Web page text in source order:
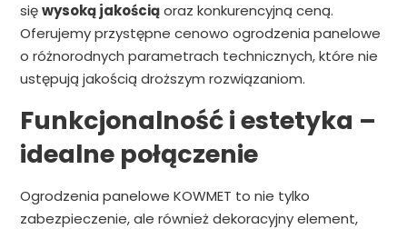
sięwysoką jakościąoraz konkurencyjną ceną.
Oferujemy przystępne cenowo ogrodzenia panelowe
o różnorodnych parametrach technicznych, które nie
ustępują jakością droższym rozwiązaniom.
Funkcjonalność i estetyka –
idealne połączenie
Ogrodzenia panelowe KOWMET to nie tylko
zabezpieczenie, ale również dekoracyjny element,